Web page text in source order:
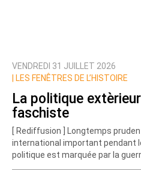
VENDREDI 31 JUILLET 2026
LES FENÊTRES DE L’HISTOIRE
La politique
faschiste
[ Rediffusion ] Longtemps
international important pendant
politique est marquée par la